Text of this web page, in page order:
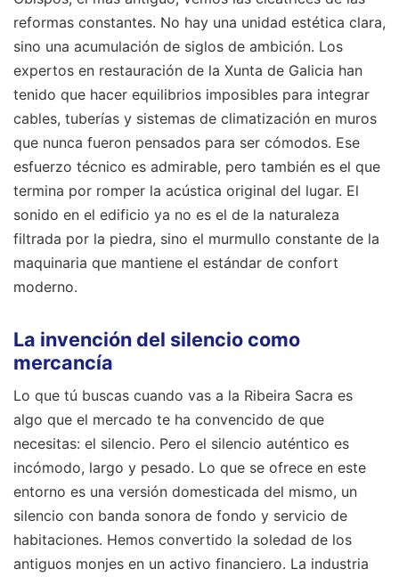
reformas constantes. No hay una unidad estética clara,
sino una acumulación de siglos de ambición. Los
expertos en restauración de la Xunta de Galicia han
tenido que hacer equilibrios imposibles para integrar
cables, tuberías y sistemas de climatización en muros
que nunca fueron pensados para ser cómodos. Ese
esfuerzo técnico es admirable, pero también es el que
termina por romper la acústica original del lugar. El
sonido en el edificio ya no es el de la naturaleza
filtrada por la piedra, sino el murmullo constante de la
maquinaria que mantiene el estándar de confort
moderno.
La invención del silencio como
mercancía
Lo que tú buscas cuando vas a la Ribeira Sacra es
algo que el mercado te ha convencido de que
necesitas: el silencio. Pero el silencio auténtico es
incómodo, largo y pesado. Lo que se ofrece en este
entorno es una versión domesticada del mismo, un
silencio con banda sonora de fondo y servicio de
habitaciones. Hemos convertido la soledad de los
antiguos monjes en un activo financiero. La industria